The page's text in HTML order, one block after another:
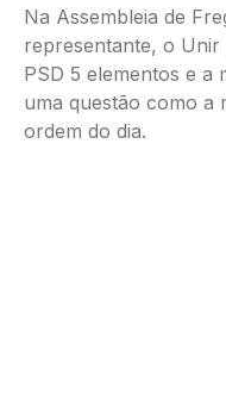
Na Assembleia de
representante, o
PSD 5 elementos e a
uma questão como a
ordem do dia.